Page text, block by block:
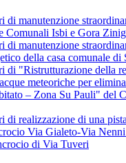
di manutenzione
Comunali Isbi e Gora
di manutenzione
della casa comunale di
di "Ristrutturazione della
meteoriche per
– Zona Su Pauli" del
di realizzazione di una
Via Gialeto-Via
di Via Tuveri